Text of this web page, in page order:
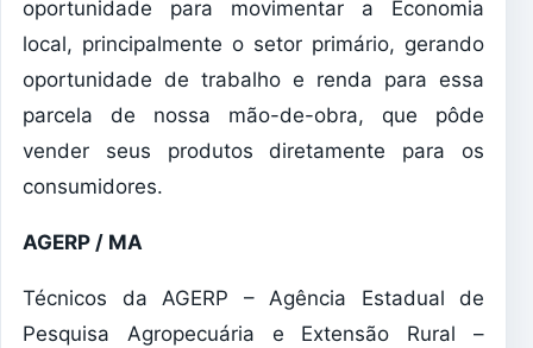
oportunidade para movimentar a Economia
local, principalmente o setor primário, gerando
oportunidade de trabalho e renda para essa
parcela de nossa mão-de-obra, que pôde
vender seus produtos diretamente para os
consumidores.
AGERP / MA
Técnicos da AGERP – Agência Estadual de
Pesquisa Agropecuária e Extensão Rural –